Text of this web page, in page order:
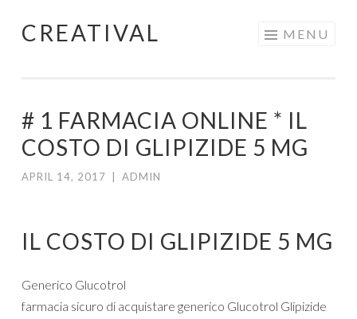
Skip
CREATIVAL MENU
# 1 FARMACIA ONLINE * IL
COSTO DI GLIPIZIDE 5 MG
APRIL 14, 2017 ADMIN
IL COSTO DI GLIPIZIDE 5 MG
Generico Glucotrol
farmacia sicuro di acquistare generico Glucotrol Glipizide